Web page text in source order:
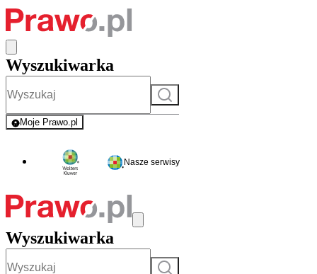
Wyszukiwarka
Szukaj
Moje Prawo.pl
- rejestracja i logowanie do serwisu
Nasze serwisy
Wyszukiwarka
Szukaj